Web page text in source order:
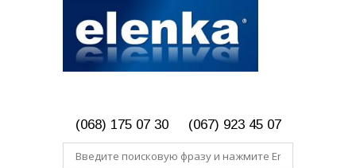
(068) 175 07 30 (067) 923 45 07